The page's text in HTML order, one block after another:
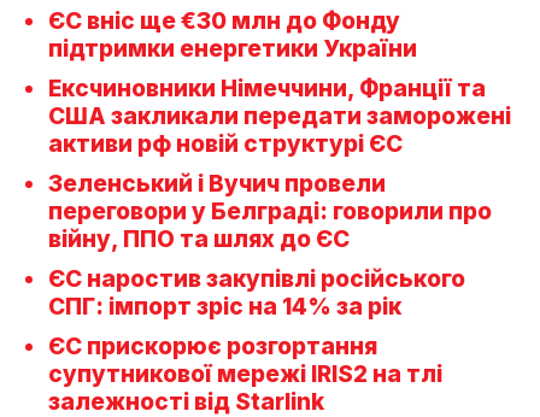
ЄС вніс ще €30 млн до Фонду
підтримки енергетики України
Ексчиновники Німеччини, Франції та
США закликали передати заморожені
активи рф новій структурі ЄС
Зеленський і Вучич провели
переговори у Белграді: говорили про
війну, ППО та шлях до ЄС
ЄС наростив закупівлі російського
СПГ: імпорт зріс на 14% за рік
ЄС прискорює розгортання
супутникової мережі IRIS2 на тлі
залежності від Starlink